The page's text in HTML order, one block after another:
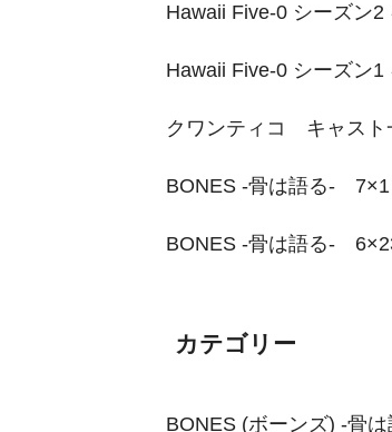
Hawaii Five-0 シーズン2
Hawaii Five-0 シーズン1
クワンティコ キャスト
BONES -骨は語る-
BONES -骨は語る-
カテゴリー
BONES (ボーンズ) -骨